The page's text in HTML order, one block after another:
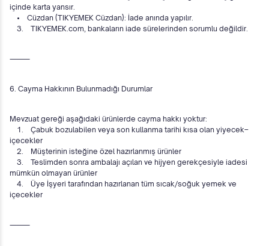
içinde karta yansır.
• Cüzdan (TIKYEMEK Cüzdan): İade anında yapılır.
3. TIKYEMEK.com, bankaların iade sürelerinden sorumlu değildir.
⸻
6. Cayma Hakkının Bulunmadığı Durumlar
Mevzuat gereği aşağıdaki ürünlerde cayma hakkı yoktur:
1. Çabuk bozulabilen veya son kullanma tarihi kısa olan yiyecek–
içecekler
2. Müşterinin isteğine özel hazırlanmış ürünler
3. Teslimden sonra ambalajı açılan ve hijyen gerekçesiyle iadesi
mümkün olmayan ürünler
4. Üye İşyeri tarafından hazırlanan tüm sıcak/soğuk yemek ve
içecekler
⸻